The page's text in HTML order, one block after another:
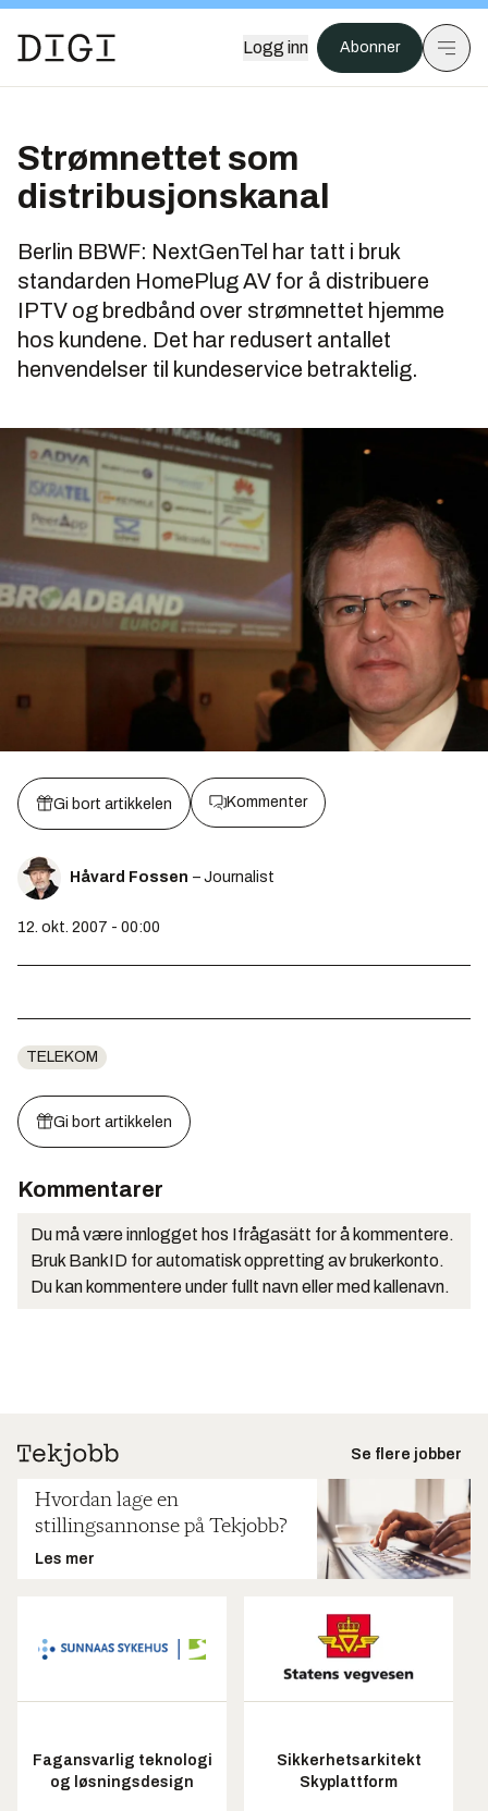
Logg inn Abonner
Strømnettet som
distribusjonskanal
Berlin BBWF: NextGenTel har tatt i bruk
standarden HomePlug AV for å distribuere
IPTV og bredbånd over strømnettet hjemme
hos kundene. Det har redusert antallet
henvendelser til kundeservice betraktelig.
Gi bort artikkelen Kommenter
Håvard Fossen – Journalist
12. okt. 2007 - 00:00
TELEKOM
Gi bort artikkelen
Kommentarer
Du må være innlogget hos Ifrågasätt for å kommentere.
Bruk BankID for automatisk oppretting av brukerkonto.
Du kan kommentere under fullt navn eller med kallenavn.
Se flere jobber
Hvordan lage en
stillingsannonse på Tekjobb?
Les mer
Fagansvarlig teknologi
og løsningsdesign
Sikkerhetsarkitekt
Skyplattform